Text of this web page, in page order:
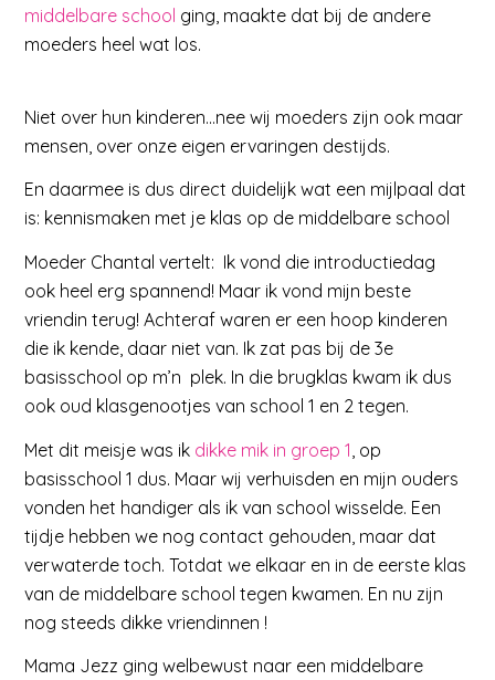
middelbare school ging, maakte dat bij de andere
moeders heel wat los.
Niet over hun kinderen…nee wij moeders zijn ook maar
mensen, over onze eigen ervaringen destijds.
En daarmee is dus direct duidelijk wat een mijlpaal dat
is: kennismaken met je klas op de middelbare school
Moeder Chantal vertelt: Ik vond die introductiedag
ook heel erg spannend! Maar ik vond mijn beste
vriendin terug! Achteraf waren er een hoop kinderen
die ik kende, daar niet van. Ik zat pas bij de 3e
basisschool op m’n plek. In die brugklas kwam ik dus
ook oud klasgenootjes van school 1 en 2 tegen.
Met dit meisje was ik dikke mik in groep 1 , op
basisschool 1 dus. Maar wij verhuisden en mijn ouders
vonden het handiger als ik van school wisselde. Een
tijdje hebben we nog contact gehouden, maar dat
verwaterde toch. Totdat we elkaar en in de eerste klas
van de middelbare school tegen kwamen. En nu zijn
nog steeds dikke vriendinnen !
Mama Jezz ging welbewust naar een middelbare